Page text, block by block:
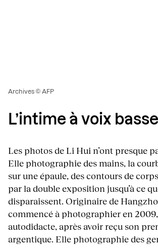
Archives © AFP
L’intime à voix basse
Les photos de Li Hui n’ont presque
Elle photographie des mains, la
sur une épaule, des contours de
par la double exposition jusqu’à ce
disparaissent. Originaire de
commencé à photographier en
autodidacte, après avoir reçu son
argentique. Elle photographie des